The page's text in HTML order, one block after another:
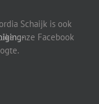
Schaijk is ook
onze Facebook